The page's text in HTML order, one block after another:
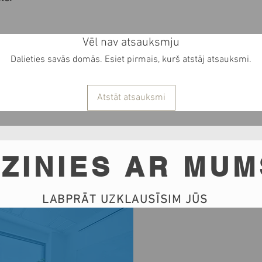
Vēl nav atsauksmju
Dalieties savās domās. Esiet pirmais, kurš atstāj atsauksmi.
Atstāt atsauksmi
AR
LABPRĀT UZKLAUSĪSIM JŪS